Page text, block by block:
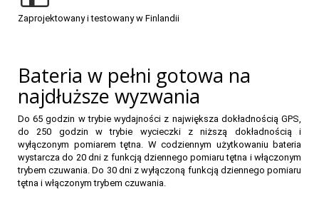
Zaprojektowany i testowany w Finlandii
Bateria w pełni gotowa na
najdłuższe wyzwania
Do 65 godzin w trybie wydajności z największa dokładnością GPS,
do 250 godzin w trybie wycieczki z niższą dokładnością i
wyłączonym pomiarem tętna. W codziennym użytkowaniu bateria
wystarcza do 20 dni z funkcją dziennego pomiaru tętna i włączonym
trybem czuwania. Do 30 dni z wyłączoną funkcją dziennego pomiaru
tętna i włączonym trybem czuwania.